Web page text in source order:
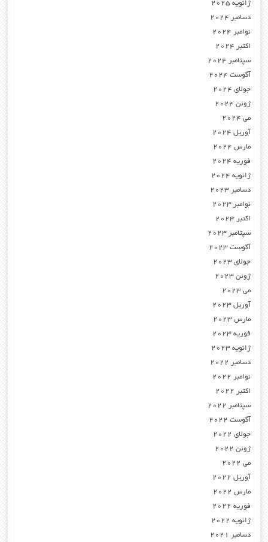
ژانویه 2025
دسامبر 2024
نوامبر 2024
اکتبر 2024
سپتامبر 2024
آگوست 2024
جولای 2024
ژوئن 2024
می 2024
آوریل 2024
مارس 2024
فوریه 2024
ژانویه 2024
دسامبر 2023
نوامبر 2023
اکتبر 2023
سپتامبر 2023
آگوست 2023
جولای 2023
ژوئن 2023
می 2023
آوریل 2023
مارس 2023
فوریه 2023
ژانویه 2023
دسامبر 2022
نوامبر 2022
اکتبر 2022
سپتامبر 2022
آگوست 2022
جولای 2022
ژوئن 2022
می 2022
آوریل 2022
مارس 2022
فوریه 2022
ژانویه 2022
دسامبر 2021